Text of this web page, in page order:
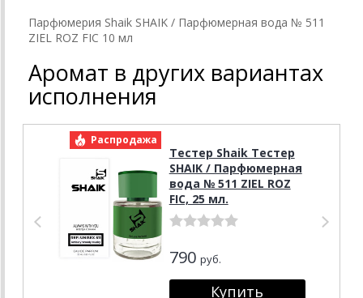
Парфюмерия Shaik SHAIK / Парфюмерная вода № 511
ZIEL ROZ FIC 10 мл
Аромат в других вариантах
исполнения
Распродажа
Тестер Shaik Тестер
SHAIK / Парфюмерная
вода № 511 ZIEL ROZ
FIC, 25 мл.
790 руб.